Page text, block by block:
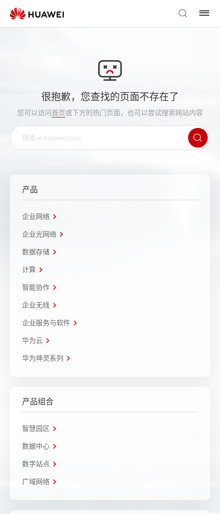
很抱歉，您查找的页面不存在了
您可以访问首页或下方的热门页面，也可以尝试搜索网站内容
产品
企业网络
企业光网络
数据存储
计算
智能协作
企业无线
企业服务与软件
华为云
华为坤灵系列
产品组合
智慧园区
数据中心
数字站点
广域网络